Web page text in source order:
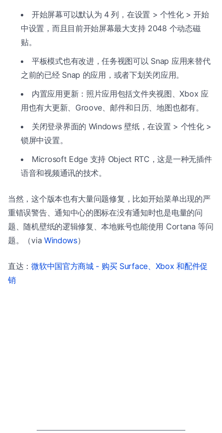
开始屏幕可以默认为 4 列，在设置 > 个性化 > 开始
中设置，而且目前开始屏幕最大支持 2048 个动态磁
贴。
平板模式也有改进，任务视图可以 Snap 应用来替代
之前的已经 Snap 的应用，或者下划关闭应用。
内置应用更新：照片应用包括文件夹视图、Xbox 应
用也有大更新、Groove、邮件和日历、地图也都有。
关闭登录界面的 Windows 壁纸，在设置 > 个性化 >
锁屏中设置。
Microsoft Edge 支持 Object RTC，这是一种无插件
语音和视频通讯的技术。
当然，这个版本也有大量问题修复，比如开始菜单出现的严
重错误警告、通知中心的图标在没有通知时也是电量的问
题、随机壁纸的逻辑修复、本地账号也能使用 Cortana 等问
题。（via Windows）
直达：微软中国官方商城 - 购买 Surface、Xbox 和配件促
销